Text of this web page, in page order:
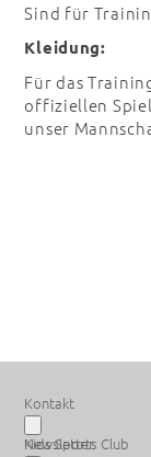
Sind für
Kleidung:
Für das
offiziellen
unser
Kontakt
Newsletter
Kids Sports Club